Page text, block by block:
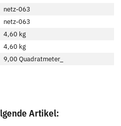
netz-063
netz-063
4,60 kg
4,60 kg
9,00 Quadratmeter_
Artikel: